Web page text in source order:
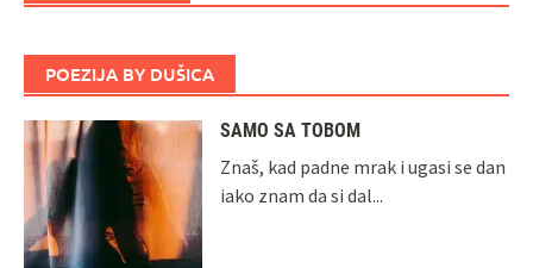
POEZIJA BY DUŠICA
SAMO SA TOBOM
Znaš, kad padne mrak i ugasi se dan
iako znam da si dal...